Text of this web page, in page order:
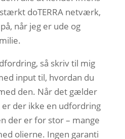
doTERRA netværk,
når jeg er ude og
så skriv til mig
input til, hvordan du
den. Når det gælder
er der ikke en udfordring
der er for stor – mange
olierne. Ingen garanti